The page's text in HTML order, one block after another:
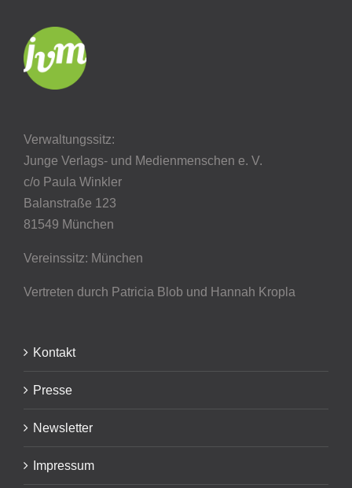
Verwaltungssitz:
Junge Verlags- und Medienmenschen e. V.
c/o Paula Winkler
Balanstraße 123
81549 München
Vereinssitz: München
Vertreten durch Patricia Blob und Hannah Kropla
Kontakt
Presse
Newsletter
Impressum